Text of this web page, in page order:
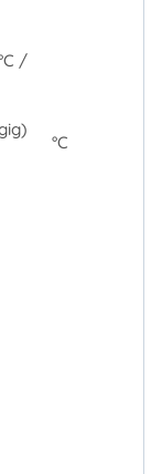
/
°C